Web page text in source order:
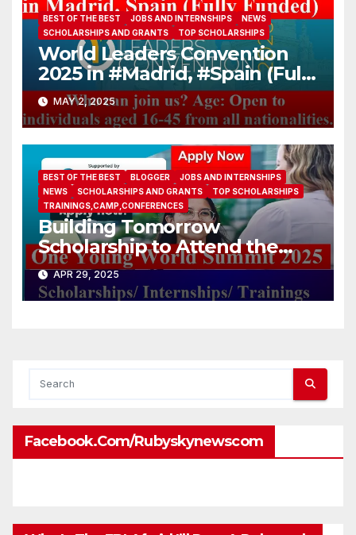
BEST OF THE BEST JOBS AND INTERNSHIPS
NEWS
SCHOLARSHIPS AND GRANTS
TOP SCHOLARSHIPS
World Leaders Convention
2025 in #Madrid, #Spain (Fully
Funded)
MAY 2, 2025
BEST OF THE BEST BLOGGER
JOBS AND INTERNSHIPS
NEWS
SCHOLARSHIPS AND GRANTS
TOP SCHOLARSHIPS
TRAININGS,CAMP,CONFERENCES
Building Tomorrow
Scholarship to Attend the
One Young World Summit
2025 (Fully-funded to
#Munich, #Germany)
APR 29, 2025
Facebook.com/rubyskynewscom